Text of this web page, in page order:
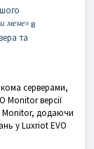
мене»в
та
серверами,
Monitor версії
Monitor, додаючи
у Luxriot EVO